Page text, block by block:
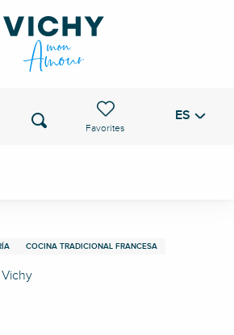
Voir les favoris
Buscar ES
COCINA TRADICIONAL FRANCESA